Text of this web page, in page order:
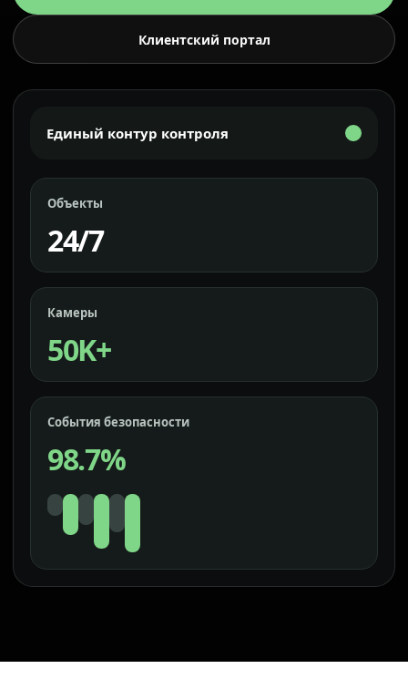
Клиентский портал
Единый контур контроля
Объекты
24/7
Камеры
50K+
События безопасности
98.7%